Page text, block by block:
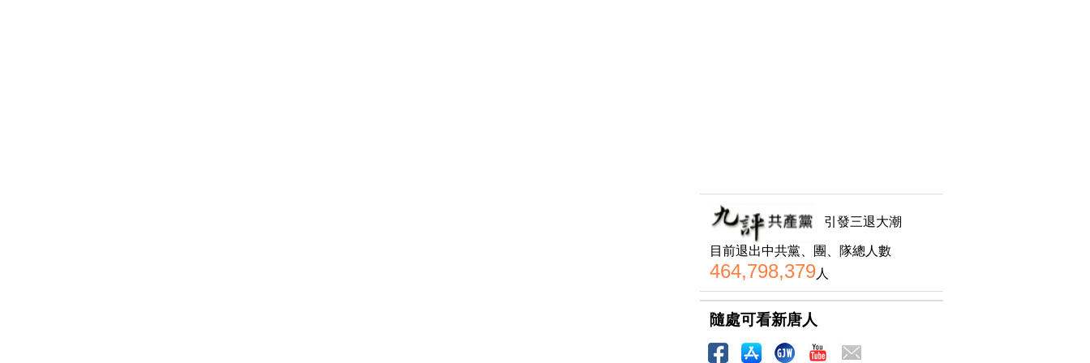
引發三退大潮
目前退出中共黨、團、隊總人數
464,798,379人
隨處可看新唐人